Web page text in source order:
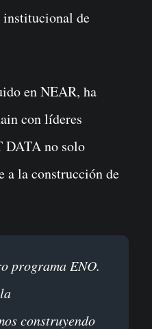
institucional de
en NEAR, ha
con líderes
DATA no solo
a la construcción de
construyendo